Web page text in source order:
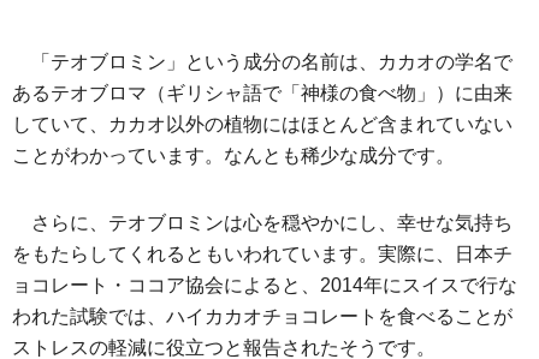
「テオブロミン」という成分の名前は、カカオの学名で
あるテオブロマ（ギリシャ語で「神様の食べ物」）に由来
していて、カカオ以外の植物にはほとんど含まれていない
ことがわかっています。なんとも稀少な成分です。
さらに、テオブロミンは心を穏やかにし、幸せな気持ち
をもたらしてくれるともいわれています。実際に、日本チ
ョコレート・ココア協会によると、2014年にスイスで行な
われた試験では、ハイカカオチョコレートを食べることが
ストレスの軽減に役立つと報告されたそうです。